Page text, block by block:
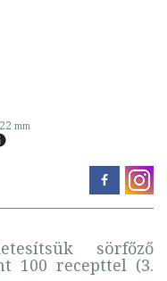
mm
sörfőző
100 recepttel (3.